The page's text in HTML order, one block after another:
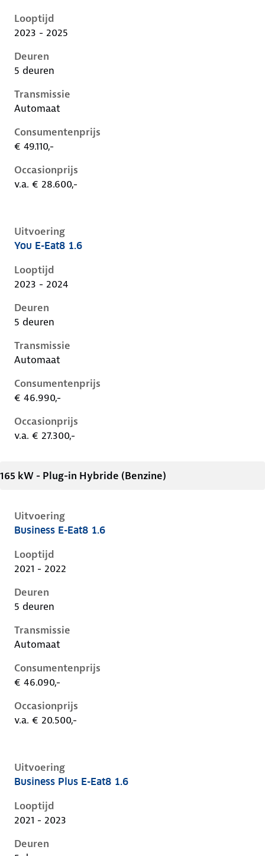
Looptijd
2023 - 2025
Deuren
5 deuren
Transmissie
Automaat
Consumentenprijs
€ 49.110,-
Occasionprijs
v.a. € 28.600,-
Uitvoering
Citroen C5 X i, 1.6, 133 kW, Plug-in Hybride
You E-Eat8 1.6
Looptijd
2023 - 2024
Deuren
5 deuren
Transmissie
Automaat
Consumentenprijs
€ 46.990,-
Occasionprijs
v.a. € 27.300,-
165 kW - Plug-in Hybride (Benzine)
Uitvoering
Citroen C5 X i, 1.6, 165 kW, Plug-in Hybride
Business E-Eat8 1.6
Looptijd
2021 - 2022
Deuren
5 deuren
Transmissie
Automaat
Consumentenprijs
€ 46.090,-
Occasionprijs
v.a. € 20.500,-
Uitvoering
Citroen C5 X i, 1.6, 165 kW, Plug-in Hybride
Business Plus E-Eat8 1.6
Looptijd
2021 - 2023
Deuren